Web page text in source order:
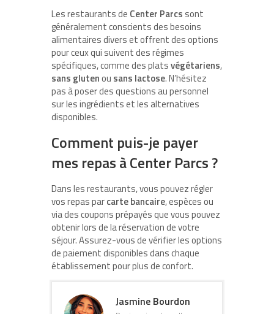
Les restaurants de Center Parcs sont
généralement conscients des besoins
alimentaires divers et offrent des options
pour ceux qui suivent des régimes
spécifiques, comme des platsvégétariens,
sans glutenou sans lactose. N’hésitez
pas à poser des questions au personnel
sur les ingrédients et les alternatives
disponibles.
Comment puis-je payer
mes repas à Center Parcs ?
Dans les restaurants, vous pouvez régler
vos repas parcarte bancaire, espèces ou
via des coupons prépayés que vous pouvez
obtenir lors de la réservation de votre
séjour. Assurez-vous de vérifier les options
de paiement disponibles dans chaque
établissement pour plus de confort.
Jasmine Bourdon